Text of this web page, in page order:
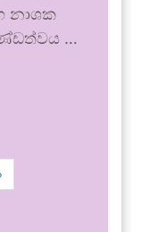
නාශක
…